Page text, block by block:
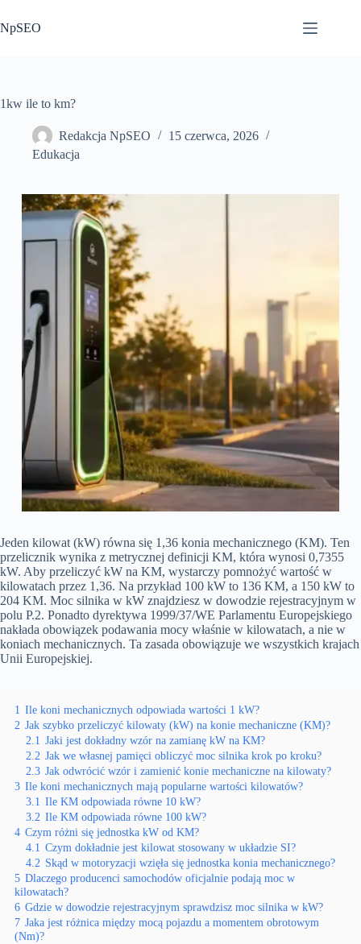
do
treści
NpSEO
1kw ile to km?
Redakcja NpSEO
15 czerwca, 2026
Edukacja
Jeden kilowat (kW) równa się 1,36 konia mechanicznego (KM). Ten
przelicznik wynika z metrycznej definicji KM, która wynosi 0,7355
kW. Aby przeliczyć kW na KM, wystarczy pomnożyć wartość w
kilowatach przez 1,36. Na przykład 100 kW to 136 KM, a 150 kW to
204 KM. Moc silnika w kW znajdziesz w dowodzie rejestracyjnym w
polu P.2. Ponadto dyrektywa 1999/37/WE Parlamentu Europejskiego
nakłada obowiązek podawania mocy właśnie w kilowatach, a nie w
koniach mechanicznych. Ta zasada obowiązuje we wszystkich krajach
Unii Europejskiej.
1 Ile koni mechanicznych odpowiada wartości 1 kW?
2 Jak szybko przeliczyć kilowaty (kW) na konie mechaniczne (KM)?
2.1 Jaki jest dokładny wzór na zamianę kW na KM?
2.2 Jak we własnej pamięci obliczyć moc silnika krok po kroku?
2.3 Jak odwrócić wzór i zamienić konie mechaniczne na kilowaty?
3 Ile koni mechanicznych mają popularne wartości kilowatów?
3.1 Ile KM odpowiada równe 10 kW?
3.2 Ile KM odpowiada równe 100 kW?
4 Czym różni się jednostka kW od KM?
4.1 Czym dokładnie jest kilowat stosowany w układzie SI?
4.2 Skąd w motoryzacji wzięła się jednostka konia mechanicznego?
5 Dlaczego producenci samochodów oficjalnie podają moc w
kilowatach?
6 Gdzie w dowodzie rejestracyjnym sprawdzisz moc silnika w kW?
7 Jaka jest różnica między mocą pojazdu a momentem obrotowym
(Nm)?